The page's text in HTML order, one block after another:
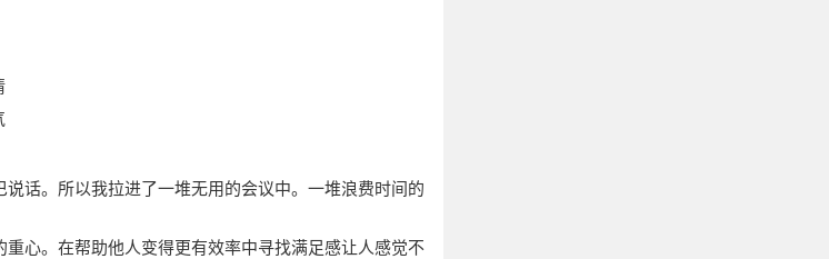
话。所以我拉进了一堆无用的会议中。一堆浪费时间的
心。在帮助他人变得更有效率中寻找满足感让人感觉不